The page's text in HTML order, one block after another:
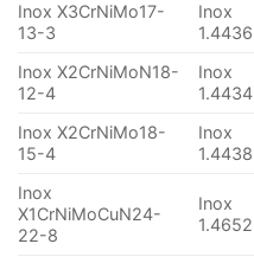
Inox X3CrNiMo17-
13-3
Inox
1.4436
Inox X2CrNiMoN18-
12-4
Inox
1.4434
Inox X2CrNiMo18-
15-4
Inox
1.4438
Inox
X1CrNiMoCuN24-
22-8
Inox
1.4652